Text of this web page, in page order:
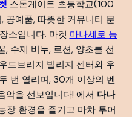
스톤게이트 초등학교(100
공예품, 따뜻한 커뮤니티 분
소입니다. 마켓 마나세로 농
수제 비누, 로션, 양초를 선
우드브리지 빌리지 센터와 우
번 열리며, 30개 이상의 벤
악을 선보입니다! 에서 다나
장 환경을 즐기고 마차 투어